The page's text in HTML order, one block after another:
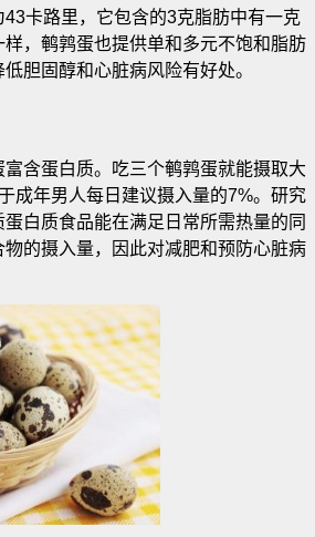
卡路里，它包含的3克脂肪中有一克
样，鹌鹑蛋也提供单和多元不饱和脂肪
胆固醇和心脏病风险有好处。
含蛋白质。吃三个鹌鹑蛋就能摄取大
成年男人每日建议摄入量的7%。研究
白质食品能在满足日常所需热量的同
的摄入量，因此对减肥和预防心脏病